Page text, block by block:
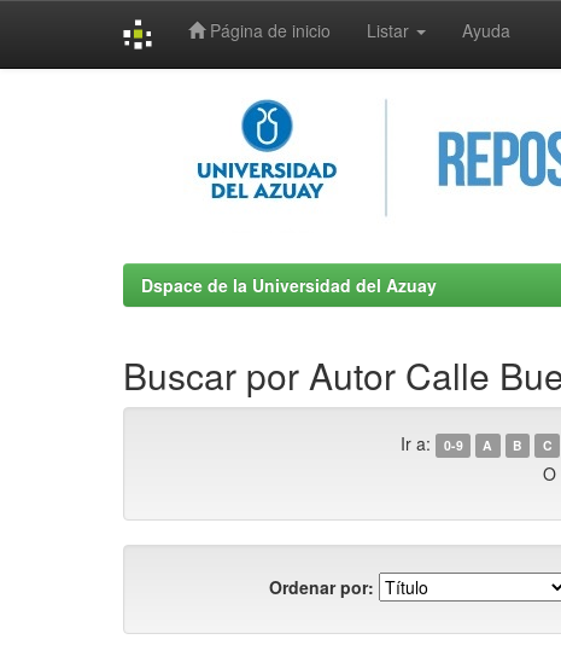
Página de inicio Listar Ayuda
Dspace de la Universidad del Azuay
Buscar por Autor Calle
Ir a: 0-9 A B C
O
Ordenar por: